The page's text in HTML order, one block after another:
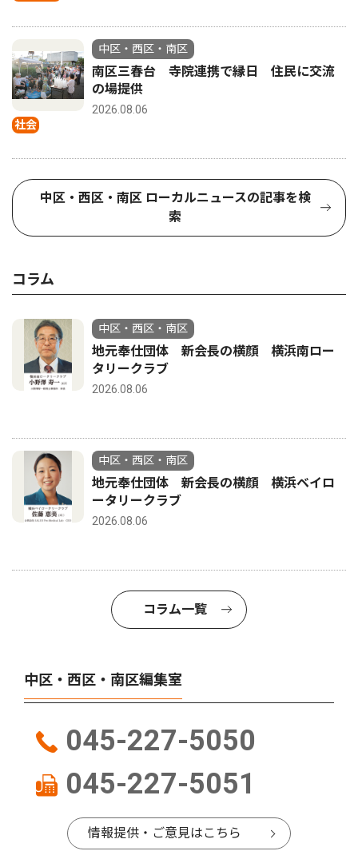
社会
中区・西区・南区
南区三春台 寺院連携で縁日 住民に交流
の場提供
2026.08.06
中区・西区・南区 ローカルニュースの記事を検
索
コラム
中区・西区・南区
地元奉仕団体 新会長の横顔 横浜南ロー
タリークラブ
2026.08.06
中区・西区・南区
地元奉仕団体 新会長の横顔 横浜ベイロ
ータリークラブ
2026.08.06
コラム一覧
中区・西区・南区編集室
045-227-5050
045-227-5051
情報提供・ご意見はこちら